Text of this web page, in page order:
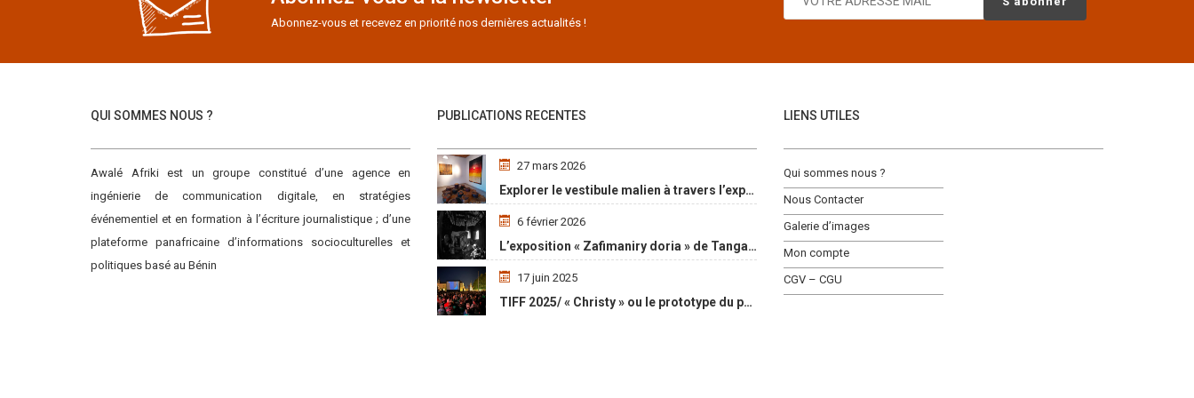
Abonnez-vous et recevez en priorité nos dernières actualités !
QUI SOMMES NOUS ?
Awalé Afriki est un groupe constitué d’une agence en
ingénierie de communication digitale, en stratégies
événementiel et en formation à l’écriture journalistique ; d’une
plateforme panafricaine d’informations socioculturelles et
politiques basé au Bénin
PUBLICATIONS RECENTES
27 mars 2026
Explorer le vestibule malien à travers l’exposition « Maaya Bulon »
6 février 2026
L’exposition « Zafimaniry doria » de TangalaMamy honore la mémoire d’un peuple malgache
17 juin 2025
TIFF 2025/ « Christy » ou le prototype du parcours initiatique
LIENS UTILES
Qui sommes nous ?
Nous Contacter
Galerie d’images
Mon compte
CGV – CGU